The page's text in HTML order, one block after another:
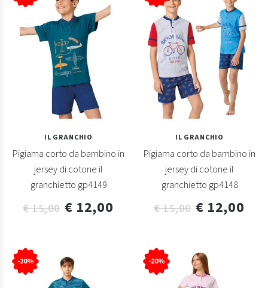
IL GRANCHIO
Pigiama corto da bambino in
jersey di cotone il
granchietto gp4149
€ 15,00 € 12,00
IL GRANCHIO
Pigiama corto da bambino in
jersey di cotone il
granchietto gp4148
€ 15,00 € 12,00
-20% -20%